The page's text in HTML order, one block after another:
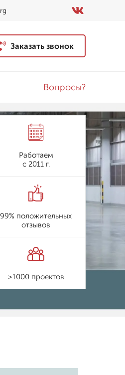
Заказать звонок
Вопросы?
Работаем
с 2011 г.
99% положительных
отзывов
>1000 проектов